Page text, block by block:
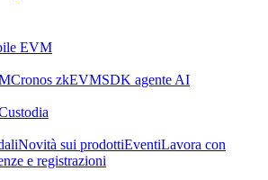
EVM
Cronos zkEVMSDK agente AI
Novità sui prodottiEventiLavora con
e registrazioni